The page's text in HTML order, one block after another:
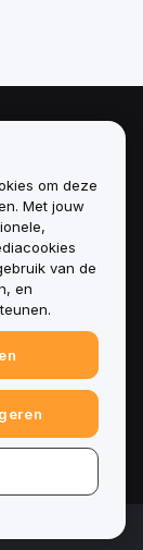
om deze
Met jouw
van de
en